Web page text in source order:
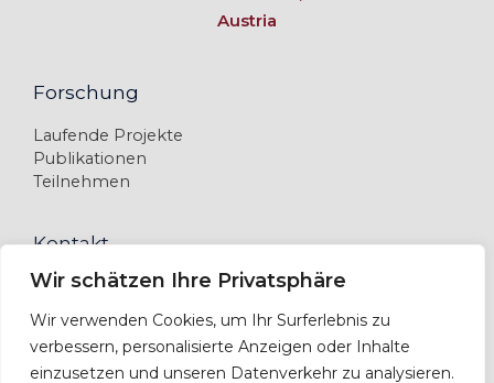
Wir schätzen Ihre Privatsphäre
Wir verwenden Cookies, um Ihr Surferlebnis zu
verbessern, personalisierte Anzeigen oder Inhalte
einzusetzen und unseren Datenverkehr zu analysieren.
Austria
Forschung
Laufende Projekte
Publikationen
Teilnehmen
Kontakt
Team
Kontaktieren Sie uns
Impressum
Datenschutzerklärung